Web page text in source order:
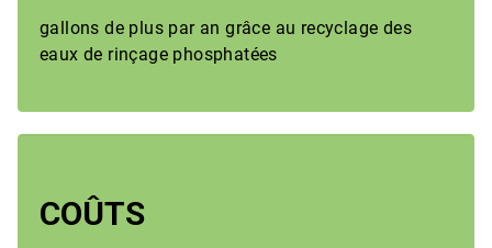
gallons de plus par an grâce au recyclage des
eaux de rinçage phosphatées
COÛTS